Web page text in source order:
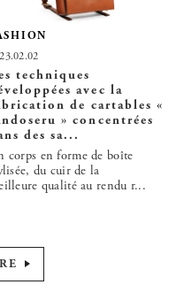
techniques
avec la
de cartables «
» concentrées
des sa...
corps en forme de boîte
du cuir de la
qualité au rendu r...